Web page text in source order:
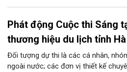
Phát động Cuộc thi Sáng
thương hiệu du lịch tỉnh
Đối tượng dự thi là các cá nhân,
ngoài nước; các đơn vị thiết kế